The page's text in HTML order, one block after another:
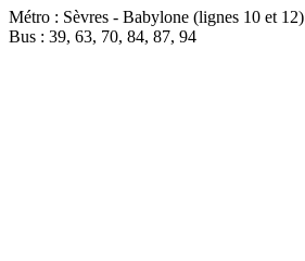
Métro : Sèvres - Babylone (lignes 10 et 12)
Bus : 39, 63, 70, 84, 87, 94